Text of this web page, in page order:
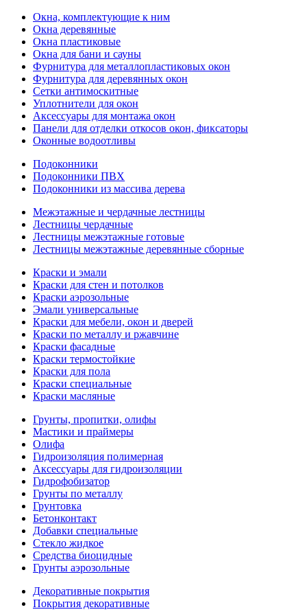
Окна, комплектующие к ним
Окна деревянные
Окна пластиковые
Окна для бани и сауны
Фурнитура для металлопластиковых окон
Фурнитура для деревянных окон
Сетки антимоскитные
Уплотнители для окон
Аксессуары для монтажа окон
Панели для отделки откосов окон, фиксаторы
Оконные водоотливы
Подоконники
Подоконники ПВХ
Подоконники из массива дерева
Межэтажные и чердачные лестницы
Лестницы чердачные
Лестницы межэтажные готовые
Лестницы межэтажные деревянные сборные
Краски и эмали
Краски для стен и потолков
Краски аэрозольные
Эмали универсальные
Краски для мебели, окон и дверей
Краски по металлу и ржавчине
Краски фасадные
Краски термостойкие
Краски для пола
Краски специальные
Краски масляные
Грунты, пропитки, олифы
Мастики и праймеры
Олифа
Гидроизоляция полимерная
Аксессуары для гидроизоляции
Гидрофобизатор
Грунты по металлу
Грунтовка
Бетонконтакт
Добавки специальные
Стекло жидкое
Средства биоцидные
Грунты аэрозольные
Декоративные покрытия
Покрытия декоративные